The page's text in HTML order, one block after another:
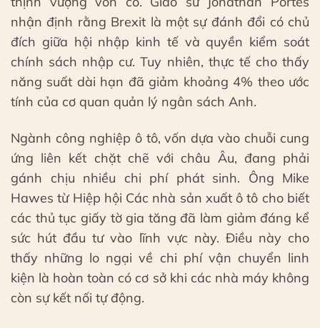
nhận định rằng Brexit là một sự đánh đổi có chủ
đích giữa hội nhập kinh tế và quyền kiểm soát
chính sách nhập cư. Tuy nhiên, thực tế cho thấy
năng suất dài hạn đã giảm khoảng 4% theo ước
tính của cơ quan quản lý ngân sách Anh.
Ngành công nghiệp ô tô, vốn dựa vào chuỗi cung
ứng liên kết chặt chẽ với châu Âu, đang phải
gánh chịu nhiều chi phí phát sinh. Ông Mike
Hawes từ Hiệp hội Các nhà sản xuất ô tô cho biết
các thủ tục giấy tờ gia tăng đã làm giảm đáng kể
sức hút đầu tư vào lĩnh vực này. Điều này cho
thấy những lo ngại về chi phí vận chuyển linh
kiện là hoàn toàn có cơ sở khi các nhà máy không
còn sự kết nối tự động.